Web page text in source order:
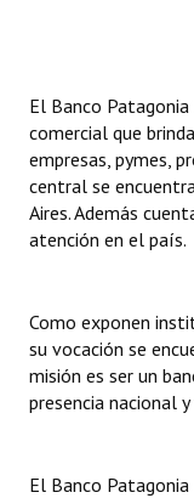
Actas de
NORMATIVA
Comunicaciones
Resoluciones
Resoluciones de
Antiguos
El Banco
comercial que
empresas, pymes,
central se
Aires. Además
atención en el país.
Como exponen
su vocación se
misión es ser un
presencia nacional
El Banco